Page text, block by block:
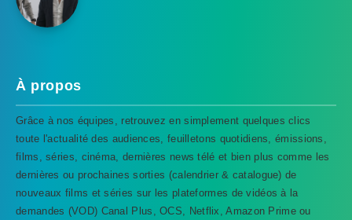
À propos
Grâce à nos équipes, retrouvez en simplement quelques clics
toute l'actualité des audiences, feuilletons quotidiens, émissions,
films, séries, cinéma, dernières news télé et bien plus comme les
dernières ou prochaines sorties (calendrier & catalogue) de
nouveaux films et séries sur les plateformes de vidéos à la
demandes (VOD) Canal Plus, OCS, Netflix, Amazon Prime ou